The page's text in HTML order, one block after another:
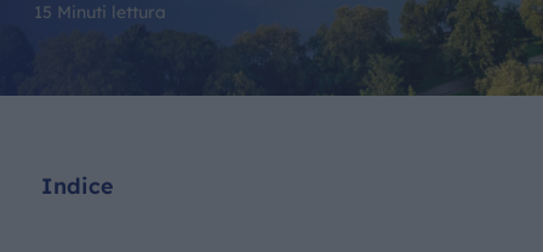
15 Minuti lettura
Indice